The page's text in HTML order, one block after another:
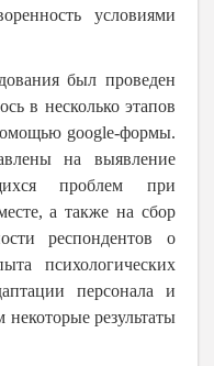
условиями
был проведен
в несколько этапов
google-формы.
на выявление
проблем при
а также на сбор
респондентов о
психологических
персонала и
результаты